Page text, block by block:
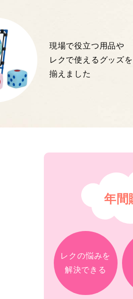
現場で役立つ用品や
レクで使えるグッズを
揃えました
年間
レクの悩みを
解決できる